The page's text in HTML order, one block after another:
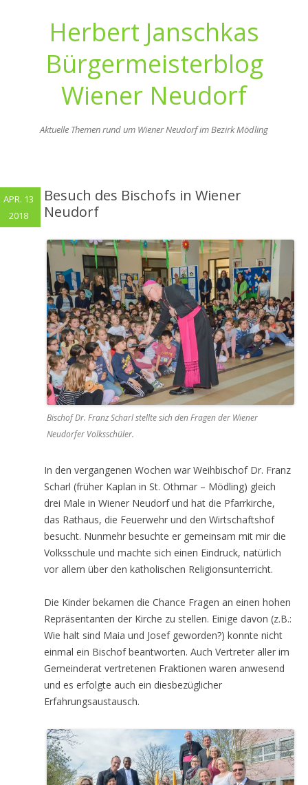
Herbert Janschkas
Bürgermeisterblog
Wiener Neudorf
Aktuelle Themen rund um Wiener Neudorf im Bezirk Mödling
Besuch des Bischofs in Wiener
Neudorf
Bischof Dr. Franz Scharl stellte sich den Fragen der Wiener
Neudorfer Volksschüler.
In den vergangenen Wochen war Weihbischof Dr. Franz
Scharl (früher Kaplan in St. Othmar – Mödling) gleich
drei Male in Wiener Neudorf und hat die Pfarrkirche,
das Rathaus, die Feuerwehr und den Wirtschaftshof
besucht. Nunmehr besuchte er gemeinsam mit mir die
Volksschule und machte sich einen Eindruck, natürlich
vor allem über den katholischen Religionsunterricht.
Die Kinder bekamen die Chance Fragen an einen hohen
Repräsentanten der Kirche zu stellen. Einige davon (z.B.:
Wie halt sind Maia und Josef geworden?) konnte nicht
einmal ein Bischof beantworten. Auch Vertreter aller im
Gemeinderat vertretenen Fraktionen waren anwesend
und es erfolgte auch ein diesbezüglicher
Erfahrungsaustausch.
APR. 13
2018